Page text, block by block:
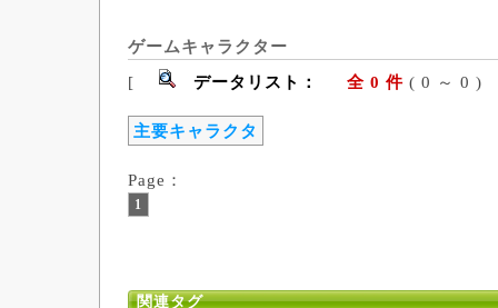
ゲームキャラクター
[
データリスト： 全 0 件 ( 0
主要キャラクタ
Page：
1
関連タグ